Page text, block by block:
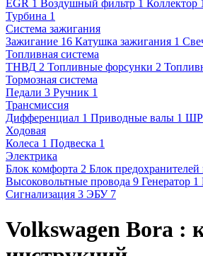
EGR 1 Воздушный фильтр 1 Коллектор
Турбина 1
Система зажигания
Зажигание 16 Катушка зажигания 1
Топливная система
ТНВД 2 Топливные форсунки 2
Тормозная система
Педали 3 Ручник 1
Трансмиссия
Дифференциал 1 Приводные валы 1
Ходовая
Колеса 1 Подвеска 1
Электрика
Блок комфорта 2 Блок предохранителей
Высоковольтные провода 9 Генератор 1
Сигнализация 3 ЭБУ 7
Volkswagen Bora :